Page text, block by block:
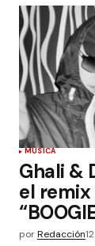
MÚSICA
Ghali &
el remix
porRedacción